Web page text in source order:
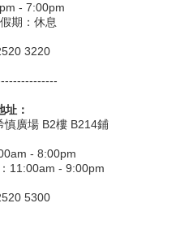
- 7:00pm
期：休息
3220
址：
慎廣場 B2樓 B214鋪
- 8:00pm
11:00am - 9:00pm
5300